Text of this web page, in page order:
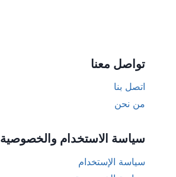
تواصل معنا
اتصل بنا
من نحن
سياسة الاستخدام والخصوصية
سياسة الإستخدام